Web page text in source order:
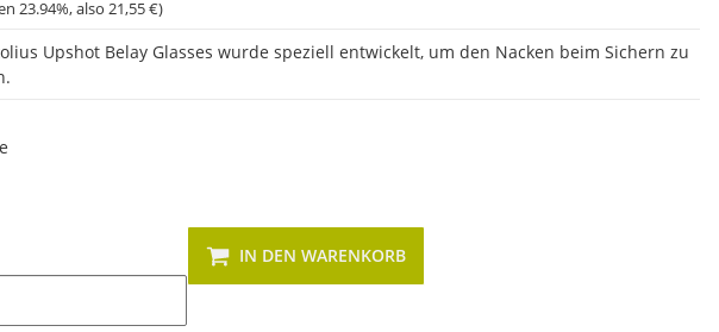
23.94%, also 21,55 €)
Upshot Belay Glasses wurde speziell entwickelt, um den Nacken beim Sichern zu
IN DEN WARENKORB